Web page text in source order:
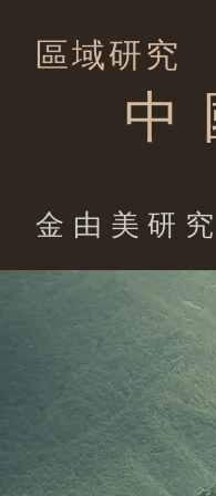
區域研究
中
金由美研